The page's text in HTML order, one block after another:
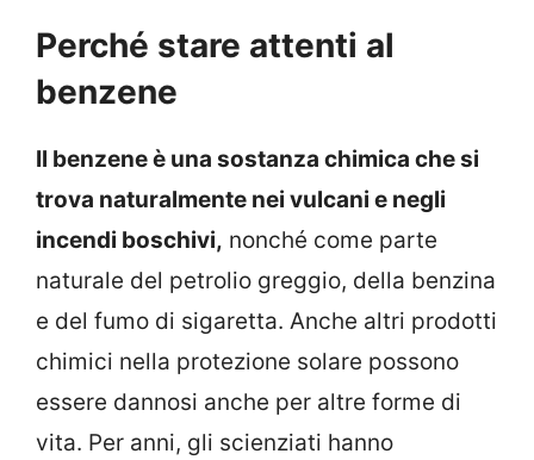
Perché stare attenti al
benzene
Il benzene è una sostanza chimica che si
trova naturalmente nei vulcani e negli
incendi boschivi, nonché come parte
naturale del petrolio greggio, della benzina
e del fumo di sigaretta. Anche altri prodotti
chimici nella protezione solare possono
essere dannosi anche per altre forme di
vita. Per anni, gli scienziati hanno